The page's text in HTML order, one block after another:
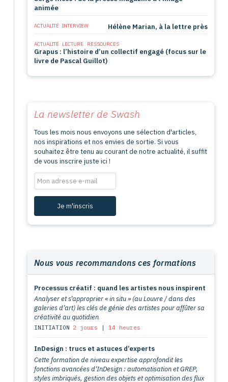
animée
ACTUALITÉ INTERVIEW Hélène Marian, à la lettre près
ACTUALITÉ LECTURE RESSOURCES
Grapus : l’histoire d’un collectif engagé (focus sur le
livre de Pascal Guillot)
La newsletter de Swash
Tous les mois nous envoyons une sélection d'articles,
nos inspirations et nos envies de sortie. Si vous
souhaitez être tenu au courant de notre actualité, il suffit
de vous inscrire juste ici !
Nous vous recommandons ces formations
Processus créatif : quand les artistes nous inspirent
Analyser et s’approprier « in situ » (au Louvre / dans des
galeries d’art) les clés de génie des artistes pour affûter sa
créativité au quotidien
INITIATION 2 jours |14 heures
InDesign : trucs et astuces d’experts
Cette formation de niveau expertise approfondit les
fonctions avancées d'InDesign : automatisation et GREP,
styles imbriqués, gestion des objets et optimisation des flux